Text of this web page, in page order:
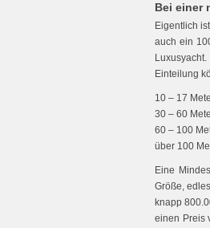
Bei einer
Eigentlich
auch ein
Einteilung
10 – 17
30 – 60
60 – 100
über 100
Eine
Größe,
knapp
einen Preis